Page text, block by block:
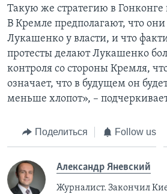
Такую же стратегию в Гонконге
В Кремле предполагают, что
Лукашенко у власти, и что
протесты делают Лукашенко
контроля со стороны Кремля,
означает, что в будущем он
меньше хлопот», –
Поделиться Follow us
Александр Яневский
Журналист. Закончил